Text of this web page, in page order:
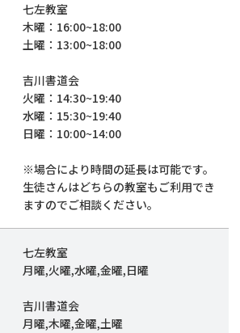
七左教室
木曜：16:00~18:00
土曜：13:00~18:00
吉川書道会
火曜：14:30~19:40
水曜：15:30~19:40
日曜：10:00~14:00
※場合により時間の延長は可能です。
生徒さんはどちらの教室もご利用でき
ますのでご相談ください。
七左教室
月曜,火曜,水曜,金曜,日曜
吉川書道会
月曜,木曜,金曜,土曜